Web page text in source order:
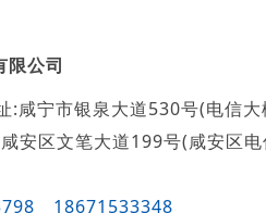
限公司
:咸宁市银泉大道530号(电信
安区文笔大道199号(咸安区
18671533348